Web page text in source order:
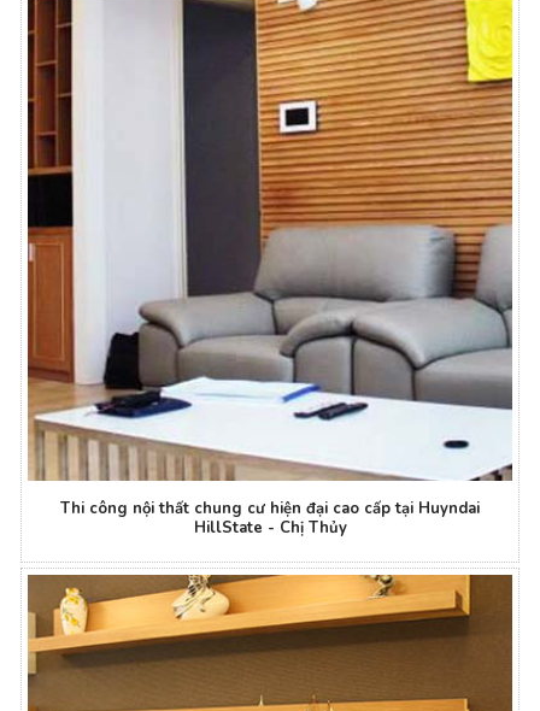
Thi công nội thất chung cư hiện đại cao cấp tại Huyndai
HillState - Chị Thủy